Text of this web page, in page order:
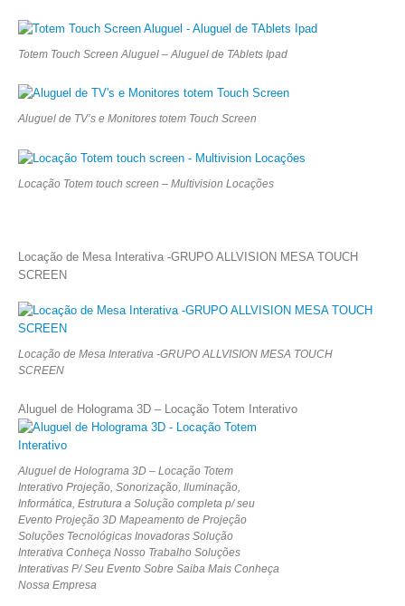
Totem Touch Screen Aluguel – Aluguel de TAblets Ipad
Aluguel de TV’s e Monitores totem Touch Screen
Locação Totem touch screen – Multivision Locações
Locação de Mesa Interativa -GRUPO ALLVISION MESA TOUCH
SCREEN
Locação de Mesa Interativa -GRUPO ALLVISION MESA TOUCH
SCREEN
Aluguel de Holograma 3D – Locação Totem Interativo
Aluguel de Holograma 3D – Locação Totem
Interativo Projeção, Sonorização, Iluminação,
Informática, Estrutura a Solução completa p/ seu
Evento Projeção 3D Mapeamento de Projeção
Soluções Tecnológicas Inovadoras Solução
Interativa Conheça Nosso Trabalho Soluções
Interativas P/ Seu Evento Sobre Saiba Mais Conheça
Nossa Empresa